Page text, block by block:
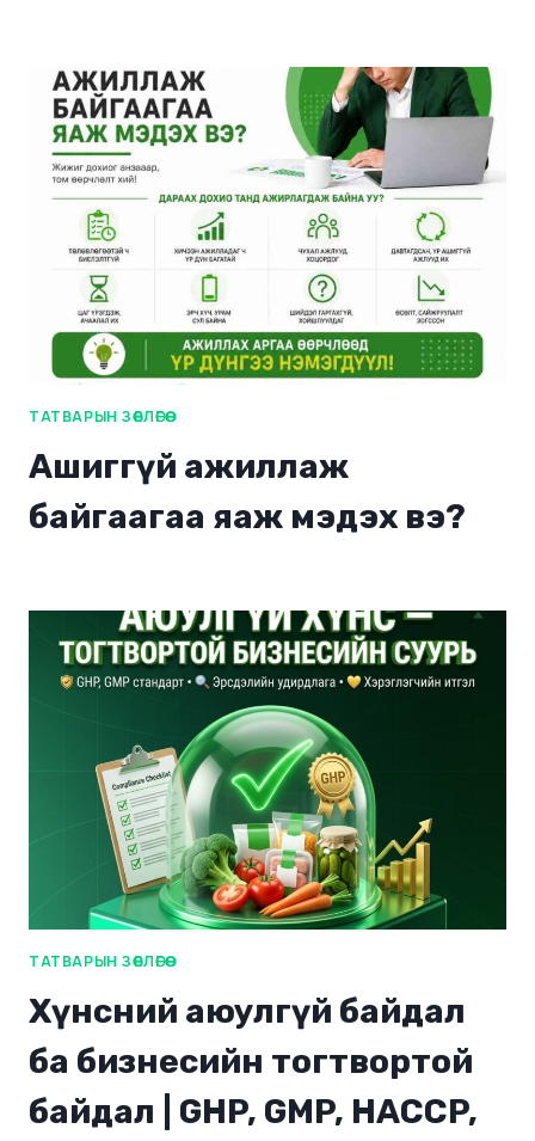
ТАТВАРЫН ЗӨВЛӨГӨӨ
Ашиггүй ажиллаж
байгаагаа яаж мэдэх вэ?
ТАТВАРЫН ЗӨВЛӨГӨӨ
Хүнсний аюулгүй байдал
ба бизнесийн тогтвортой
байдал | GHP, GMP, HACCP,